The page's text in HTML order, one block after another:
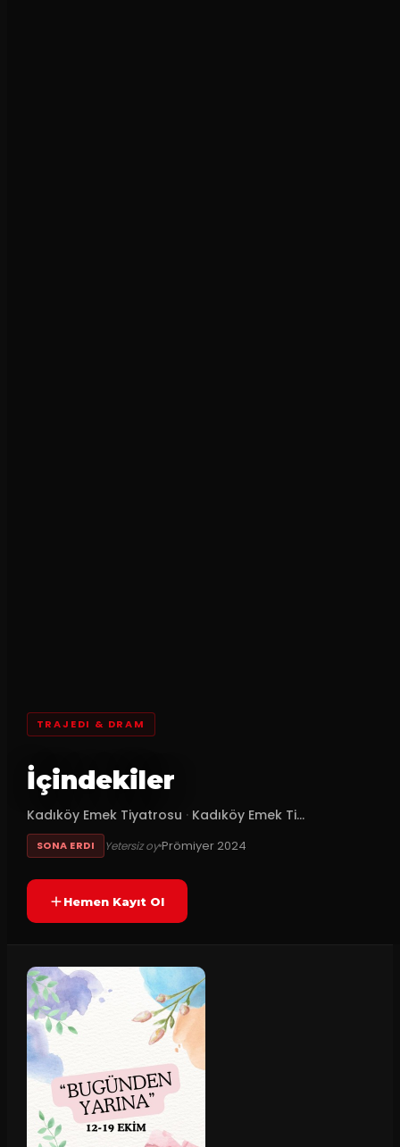
TRAJEDI & DRAM
İçindekiler
Kadıköy Emek Tiyatrosu · Kadıköy Emek Ti...
SONA ERDI Yetersiz oyPrömiyer 2024
Hemen Kayıt Ol